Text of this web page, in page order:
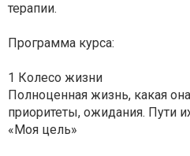
терапии.
Программа курса:
1 Колесо жизни
Полноценная жизнь, какая
приоритеты, ожидания. Пути
«Моя цель»